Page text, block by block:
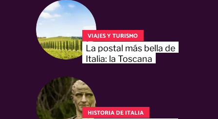
VIAJES Y TURISMO
La postal más bella de
Italia: la Toscana
HISTORIA DE ITALIA